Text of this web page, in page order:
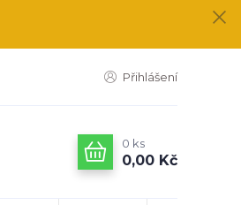
Přihlášení
0 ks
0,00 Kč